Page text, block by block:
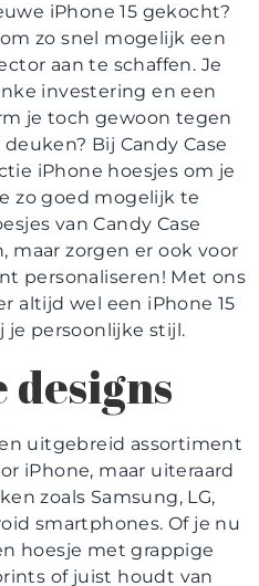
iPhone 15 gekocht?
zo snel mogelijk een
aan te schaffen. Je
investering en een
je toch gewoon tegen
Bij Candy Case
iPhone hoesjes om je
zo goed mogelijk te
van Candy Case
maar zorgen er ook voor
personaliseren! Met ons
altijd wel een iPhone 15
je persoonlijke stijl.
designs
uitgebreid assortiment
iPhone, maar uiteraard
zoals Samsung, LG,
smartphones. Of je nu
hoesje met grappige
of juist houdt van